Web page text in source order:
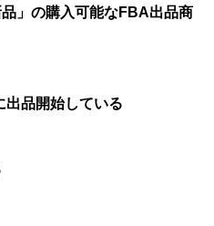
」の購入可能なFBA出品商
品開始している